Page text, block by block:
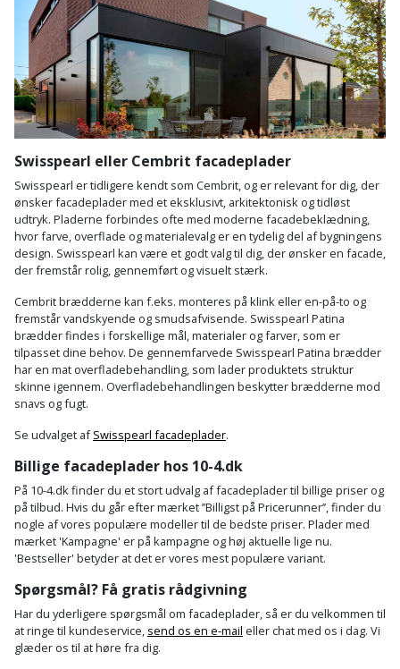
Swisspearl eller Cembrit facadeplader
Swisspearl er tidligere kendt som Cembrit, og er relevant for dig, der
ønsker facadeplader med et eksklusivt, arkitektonisk og tidløst
udtryk. Pladerne forbindes ofte med moderne facadebeklædning,
hvor farve, overflade og materialevalg er en tydelig del af bygningens
design. Swisspearl kan være et godt valg til dig, der ønsker en facade,
der fremstår rolig, gennemført og visuelt stærk.
Cembrit brædderne kan f.eks. monteres på klink eller en-på-to og
fremstår vandskyende og smudsafvisende. Swisspearl Patina
brædder findes i forskellige mål, materialer og farver, som er
tilpasset dine behov. De gennemfarvede Swisspearl Patina brædder
har en mat overfladebehandling, som lader produktets struktur
skinne igennem. Overfladebehandlingen beskytter brædderne mod
snavs og fugt.
Se udvalget afSwisspearl facadeplader.
Billige facadeplader hos 10-4.dk
På 10-4.dk finder du et stort udvalg af facadeplader til billige priser og
på tilbud. Hvis du går efter mærket ’’Billigst på Pricerunner’’, finder du
nogle af vores populære modeller til de bedste priser. Plader med
mærket 'Kampagne' er på kampagne og høj aktuelle lige nu.
'Bestseller' betyder at det er vores mest populære variant.
Spørgsmål? Få gratis rådgivning
Har du yderligere spørgsmål om facadeplader, så er du velkommen til
at ringe til kundeservice, send os en e-mail eller chat med os i dag. Vi
glæder os til at høre fra dig.